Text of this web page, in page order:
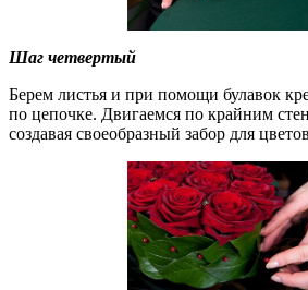
Шаг четвертый
Берем листья и при помощи булавок
по цепочке. Двигаемся по крайним
создавая своеобразный забор для